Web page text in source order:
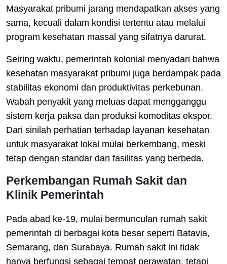
Masyarakat pribumi jarang mendapatkan akses yang
sama, kecuali dalam kondisi tertentu atau melalui
program kesehatan massal yang sifatnya darurat.
Seiring waktu, pemerintah kolonial menyadari bahwa
kesehatan masyarakat pribumi juga berdampak pada
stabilitas ekonomi dan produktivitas perkebunan.
Wabah penyakit yang meluas dapat mengganggu
sistem kerja paksa dan produksi komoditas ekspor.
Dari sinilah perhatian terhadap layanan kesehatan
untuk masyarakat lokal mulai berkembang, meski
tetap dengan standar dan fasilitas yang berbeda.
Perkembangan Rumah Sakit dan
Klinik Pemerintah
Pada abad ke-19, mulai bermunculan rumah sakit
pemerintah di berbagai kota besar seperti Batavia,
Semarang, dan Surabaya. Rumah sakit ini tidak
hanya berfungsi sebagai tempat perawatan, tetapi